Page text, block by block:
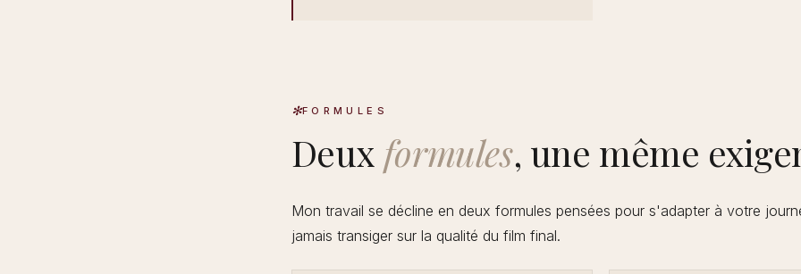
FORMULES
Deux formules, une même
Mon travail se décline en deux formules pensées pour s'adapter à votre
jamais transiger sur la qualité du film final.